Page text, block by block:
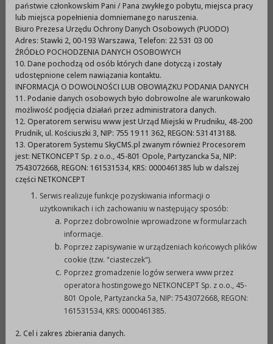
mieszkaniowego zasobu Gminy Prudnikwięcej > >
Zmiana:
Uchwała Nr XVII/262/2011 Rady Miejskiej w Prudniku
z dnia 30 listopada 2011 r. zmieniająca uchwałę w
sprawie zasad wynajmowania lokali wchodzących w
skład mieszkaniowego zasobu Gminy Prudnikwięcej
> >
XML
Metryczka
wytworzono:
opublikowano: 02-10-2012 11:47
zmodyfikowano: 07-07-2022 14:06
państwie członkowskim Pani / Pana zwykłego pobytu, miejsca pracy
lub miejsca popełnienia domniemanego naruszenia.
Biuro Prezesa Urzędu Ochrony Danych Osobowych (PUODO)
Adres: Stawki 2, 00-193 Warszawa, Telefon: 22 531 03 00
ŹRÓDŁO POCHODZENIA DANYCH OSOBOWYCH
10. Dane pochodzą od osób których dane dotyczą i zostały
udostępnione celem nawiązania kontaktu.
INFORMACJA O DOWOLNOŚCI LUB OBOWIĄZKU PODANIA DANYCH
11. Podanie danych osobowych było dobrowolne ale warunkowało
możliwość podjęcia działań przez administratora danych.
12. Operatorem serwisu www jest Urząd Miejski w Prudniku, 48-200
Prudnik, ul. Kościuszki 3, NIP: 755 19 11 362, REGON: 531413188.
13. Operatorem Systemu SkyCMS.pl zwanym również Procesorem
jest: NETKONCEPT Sp. z o.o., 45-801 Opole, Partyzancka 5a, NIP:
7543072668, REGON: 161531534, KRS: 0000461385 lub w dalszej
części NETKONCEPT
Serwis realizuje funkcje pozyskiwania informacji o
użytkownikach i ich zachowaniu w następujący sposób:
Poprzez dobrowolnie wprowadzone w formularzach
informacje.
Poprzez zapisywanie w urządzeniach końcowych plików
cookie (tzw. "ciasteczek").
Poprzez gromadzenie logów serwera www przez
operatora hostingowego NETKONCEPT Sp. z o.o., 45-
801 Opole, Partyzancka 5a, NIP: 7543072668, REGON:
161531534, KRS: 0000461385.
2. Cel i zakres zbierania danych.